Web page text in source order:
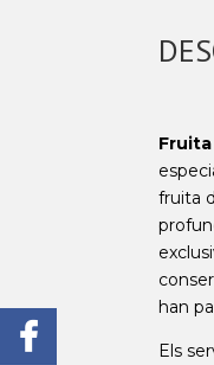
fruita
han
Els